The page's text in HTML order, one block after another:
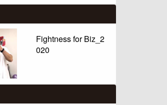
Fightness for Biz_2
020